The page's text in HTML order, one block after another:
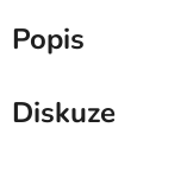
Popis
Diskuze